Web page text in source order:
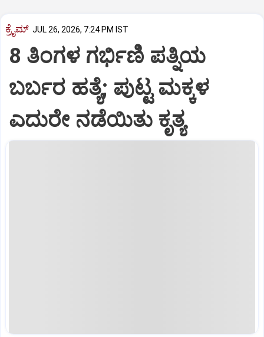
ಕ್ರೈಮ್ JUL 26, 2026, 7:24 PM IST
8 ತಿಂಗಳ ಗರ್ಭಿಣಿ ಪತ್ನಿಯ
ಬರ್ಬರ ಹತ್ಯೆ; ಪುಟ್ಟ ಮಕ್ಕಳ
ಎದುರೇ ನಡೆಯಿತು ಕೃತ್ಯ